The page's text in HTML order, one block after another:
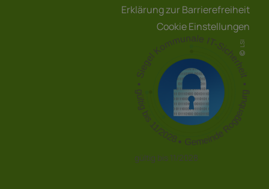
Erklärung zur Barrierefreiheit
Cookie Einstellungen
LSI
gültig bis 11/2028